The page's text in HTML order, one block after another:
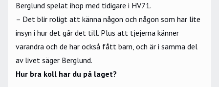
Berglund spelat ihop med tidigare i HV71.
– Det blir roligt att känna någon och någon som har lite
insyn i hur det går det till. Plus att tjejerna känner
varandra och de har också fått barn, och är i samma del
av livet säger Berglund.
Hur bra koll har du på laget?